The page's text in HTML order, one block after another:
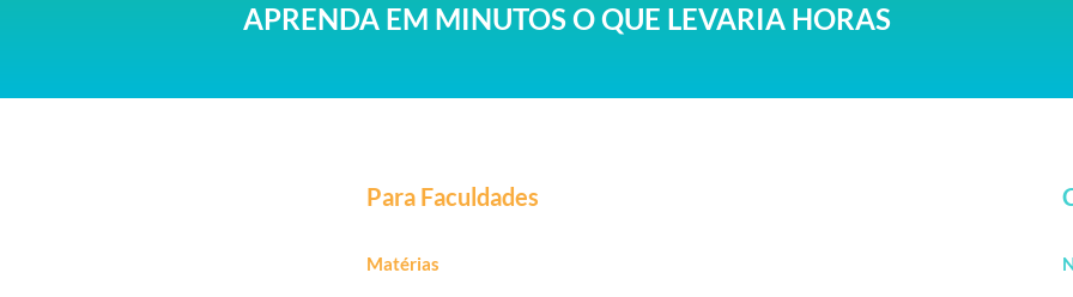
APRENDA EM MINUTOS O QUE LEVARIA HORAS
Para Faculdades
Matérias